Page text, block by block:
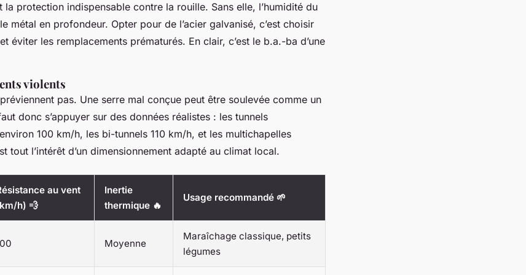
la protection indispensable contre la rouille. Sans elle, l’humidité du
métal en profondeur. Opter pour de l’acier galvanisé, c’est choisir
éviter les remplacements prématurés. En clair, c’est le b.a.-ba d’une
violents
pas. Une serre mal conçue peut être soulevée comme un
donc s’appuyer sur des données réalistes : les tunnels
100 km/h, les bi-tunnels 110 km/h, et les multichapelles
tout l’intérêt d’un dimensionnement adapté au climat local.
au vent
h) 💨
Inertie
thermique 🔥
Usage recommandé 🌱
Moyenne
Maraîchage classique, petits
légumes